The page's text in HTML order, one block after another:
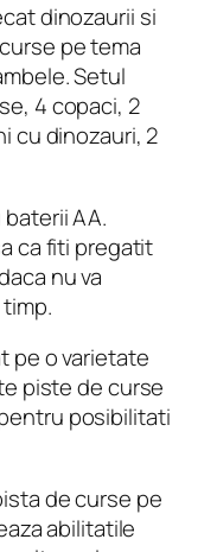
dinozaurii si
pe tema
Setul
4 copaci, 2
cu dinozauri, 2
AA.
ca fiti pregatit
nu va
pe o varietate
piste de curse
posibilitati
de curse pe
abilitatile